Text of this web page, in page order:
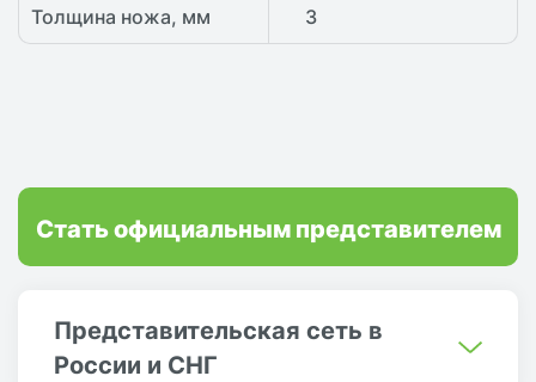
Толщина ножа, мм 3
Представительская сеть в
России и СНГ
Стать официальным представителем